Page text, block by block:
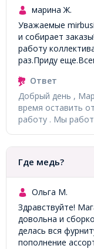
марина Ж.
Уважаемые
и собирает
работу
раз.Приду
Ответ
Добрый день ,
время оставить
работу . Мы
Где медь?
Ольга М.
Здравствуйте!
довольна и
делась вся
пополнение